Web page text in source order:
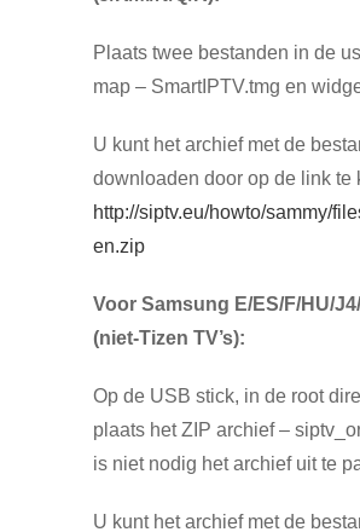
Plaats twee bestanden in de
map – SmartIPTV.tmg en
U kunt het archief met de
downloaden door op de link te
http://siptv.eu/howto/sammy/
en.zip
Voor Samsung E/ES/F/HU/
(niet-Tizen TV’s):
Op de USB stick, in de root
plaats het ZIP archief –
is niet nodig het archief uit te
U kunt het archief met de